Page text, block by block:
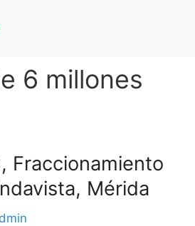
6 millones
Fraccionamiento
Mérida